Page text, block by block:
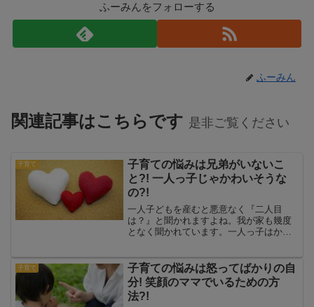
ふーみんをフォローする
ふーみん
関連記事はこちらです 是非ご覧ください
子育て
子育ての悩みは兄弟がいないこ
と?! 一人っ子じゃかわいそうな
の?!
一人子どもを産むと悪意なく『二人目
は？』と聞かれますよね。我が家も幾度
となく聞かれています。一人っ子はかわ
いうお話をしたいと思います。子育てに
は家庭の事情がある！一人っ...
子育て
子育ての悩みは怒ってばかりの自
分! 笑顔のママでいるための方
法?!